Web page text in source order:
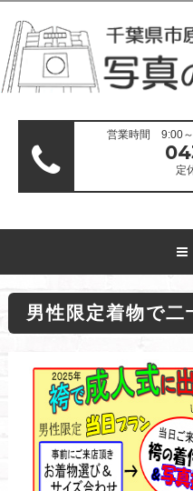
営業時間 9:00～
定
男性限定着物で二